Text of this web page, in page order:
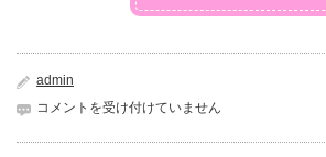
admin
IMG_9044
コメントを受け付けていません